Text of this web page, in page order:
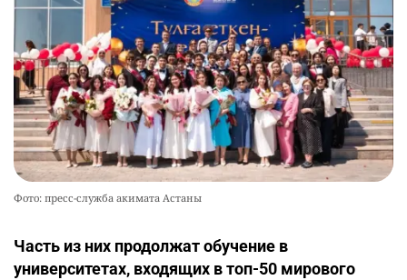
Фото: пресс-служба акимата Астаны
Часть из них продолжат обучение в
университетах, входящих в топ-50 мирового